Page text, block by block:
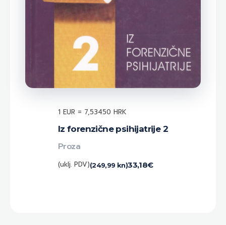
Iz forenzične psihijatrije 2
33,18€
(249,99 kn)
(uklj. PDV)
Proza
1 EUR = 7,53450 HRK